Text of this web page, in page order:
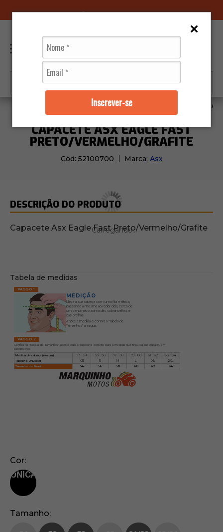
Inscrever-se
Capacete Asx Eagle Fast Preto/
CAPACETE ASX EAGLE FAST
PRETO/VERMELHO/GRAFITE
Cód: 52100700 Marca: Asx
DESCRIÇÃO DO PRODUTO
Capacete Asx Eagle Fast Preto/Vermelho/Grafite
Tabela de medidas
PASSO 1
MEDIÇÃO
Meça a sua cabeça com uma fita métrica,
passando a mesma ao redor dela, cerca de
um centímetro acima das sobrancelhas e
das orelhas.
Anote a medida e confira a "Tabela de
Tamanhos" a seguir.
PASSO 2
Confira na "Tabela de Tamanhos" abaixo qual o capacete correto para a medida que tirou da sua cabeça, em
centímetros
Medida da cabeça (em cm)
53 - 54 55 - 56 57 - 58 59 - 60 61 - 62
63 - 64
Tamanho Universal
XS S M L XL
2XL
Tamanho no Brasil
54 56 58 60 62 64
Cor
UNICA
Tamanho